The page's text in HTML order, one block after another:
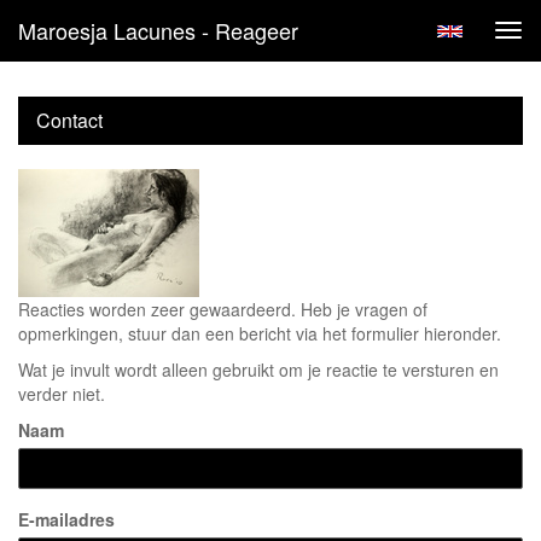
Maroesja Lacunes - Reageer
Contact
Reacties worden zeer gewaardeerd. Heb je vragen of
opmerkingen, stuur dan een bericht via het formulier hieronder.
Wat je invult wordt alleen gebruikt om je reactie te versturen en
verder niet.
Naam
E-mailadres